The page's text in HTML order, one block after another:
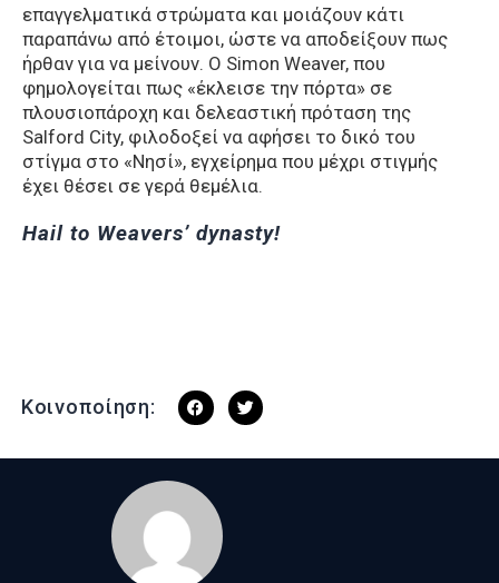
επαγγελματικά στρώματα και μοιάζουν κάτι
παραπάνω από έτοιμοι, ώστε να αποδείξουν πως
ήρθαν για να μείνουν. O Simon Weaver, που
φημολογείται πως «έκλεισε την πόρτα» σε
πλουσιοπάροχη και δελεαστική πρόταση της
Salford City, φιλοδοξεί να αφήσει το δικό του
στίγμα στο «Νησί», εγχείρημα που μέχρι στιγμής
έχει θέσει σε γερά θεμέλια.
Hail to Weavers’ dynasty!
Κοινοποίηση: